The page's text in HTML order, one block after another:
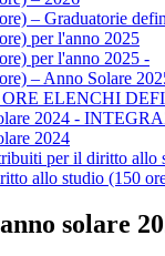
– Graduatorie
per l'anno 2025
per l'anno 2025 -
– Anno Solare
ELENCHI
2024 -
2024
per il diritto
allo studio (150
solare